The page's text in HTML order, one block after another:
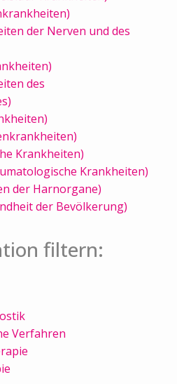
der Nerven und des
des
Krankheiten)
Krankheiten)
der Harnorgane)
der Bevölkerung)
filtern:
Verfahren